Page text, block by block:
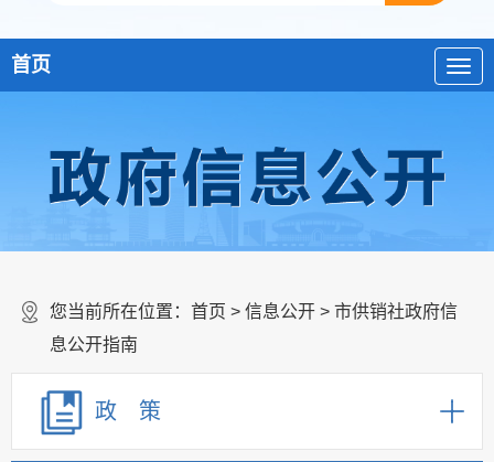
首页
您当前所在位置： 首页 > 信息公开 > 市供销社政府信
息公开指南
政 策